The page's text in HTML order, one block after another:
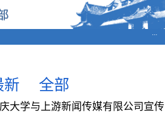
···
新 全部
大学与上游新闻传媒有限公司宣传